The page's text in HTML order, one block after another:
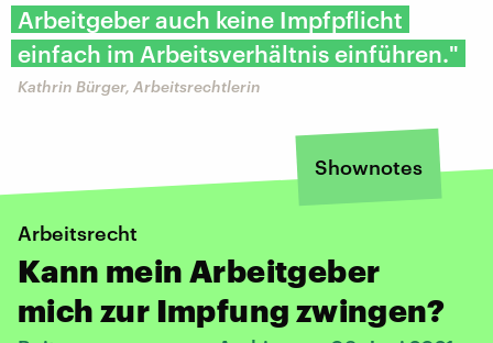
Arbeitgeber auch keine Impfpflicht
einfach im Arbeitsverhältnis einführen."
Kathrin Bürger, Arbeitsrechtlerin
Shownotes
Arbeitsrecht
Kann mein Arbeitgeber
mich zur Impfung zwingen?